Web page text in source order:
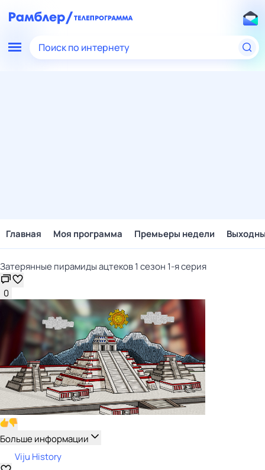
Поиск по интернету
Главная Моя программа Премьеры недели
Затерянные пирамиды ацтеков 1 сезон 1-я серия
0
Больше информации
Viju History